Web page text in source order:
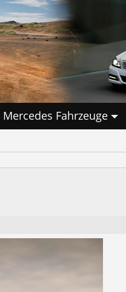
Mercedes Fahrzeuge